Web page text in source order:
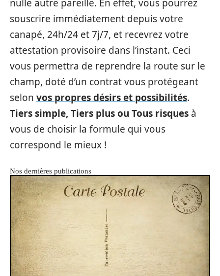
nulle autre pareille. En effet, vous pourrez
souscrire immédiatement depuis votre
canapé, 24h/24 et 7j/7, et recevrez votre
attestation provisoire dans l’instant. Ceci
vous permettra de reprendre la route sur le
champ, doté d’un contrat vous protégeant
selon vos propres désirs et possibilités.
Tiers simple, Tiers plus ou Tous risques à
vous de choisir la formule qui vous
correspond le mieux !
Nos dernières publications